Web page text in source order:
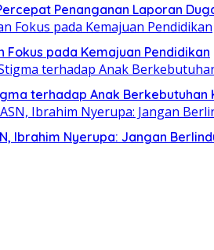
Penanganan Laporan
Fokus pada Kemajuan Pendidikan
terhadap Anak Berkebutuhan
Ibrahim Nyerupa: Jangan